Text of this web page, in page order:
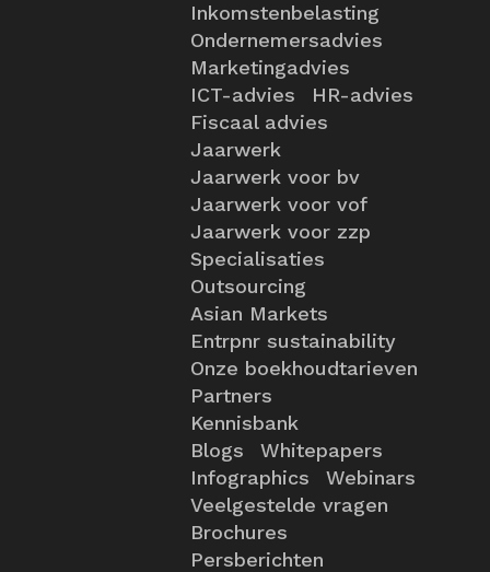
Inkomstenbelasting
Ondernemersadvies
Marketingadvies
ICT-advies
HR-advies
Fiscaal advies
Jaarwerk
Jaarwerk voor bv
Jaarwerk voor vof
Jaarwerk voor zzp
Specialisaties
Outsourcing
Asian Markets
Entrpnr sustainability
Onze boekhoudtarieven
Partners
Kennisbank
Blogs
Whitepapers
Infographics
Webinars
Veelgestelde vragen
Brochures
Persberichten